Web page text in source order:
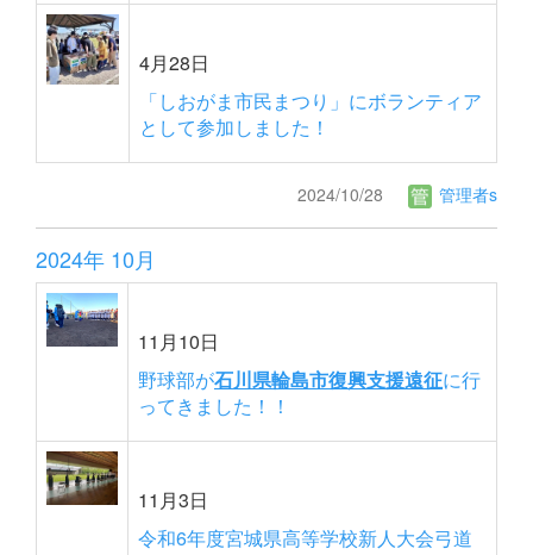
4月28日
「しおがま市民まつり」にボランティア
として参加しました！
2024/10/28 管理者s
2024年 10月
11月10日
野球部が石川県輪島市復興支援遠征に行
ってきました！！
11月3日
令和6年度宮城県高等学校新人大会弓道